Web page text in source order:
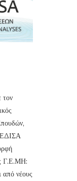
τον
Γ.Ε.ΜΗ:
από νέους